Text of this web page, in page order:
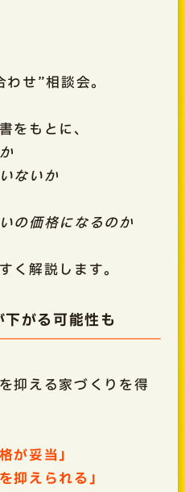
せ”相談会。
をもとに、
ないか
の価格になるのか
く解説します。
がる可能性も
抑える家づくりを得
が妥当」
抑えられる」